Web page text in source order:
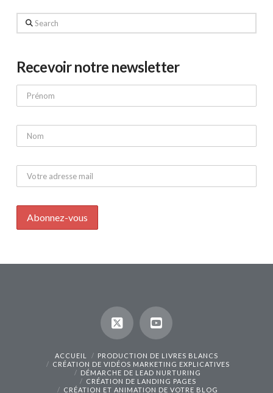
Search
Recevoir notre newsletter
ACCUEIL
PRODUCTION DE LIVRES BLANCS
CRÉATION DE VIDÉOS MARKETING EXPLICATIVES
DÉMARCHE DE LEAD NURTURING
CRÉATION DE LANDING PAGES
CRÉATION ET ANIMATION DE VOTRE BLOG